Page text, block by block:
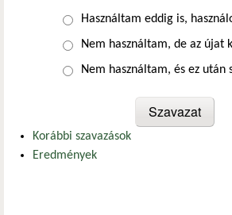
Választások
Használtam eddig is,
Nem használtam, de az újat
Nem használtam, és ez után
Korábbi szavazások
Eredmények